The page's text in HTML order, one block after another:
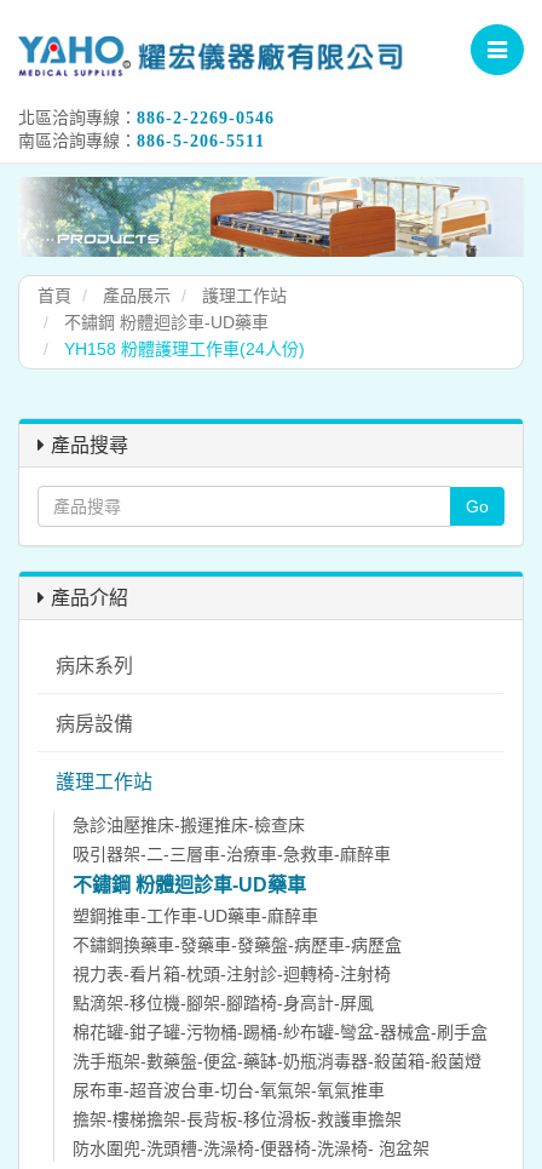
Toggle
北區洽詢專線： 886-2-2269-0546
南區洽詢專線： 886-5-206-5511
首頁 產品展示
護理工作站
不鏽鋼 粉體迴診車-UD藥車
YH158 粉體護理工作車(24人份)
產品搜尋
產品介紹
病床系列
病房設備
護理工作站
急診油壓推床-搬運推床-檢查床
吸引器架-二-三層車-治療車-急救車-麻醉車
不鏽鋼 粉體迴診車-UD藥車
塑鋼推車-工作車-UD藥車-麻醉車
不鏽鋼換藥車-發藥車-發藥盤-病歷車-病歷盒
視力表-看片箱-枕頭-注射診-迴轉椅-注射椅
點滴架-移位機-腳架-腳踏椅-身高計-屏風
棉花罐-鉗子罐-污物桶-踢桶-紗布罐-彎盆-器械盒-刷手盒
洗手瓶架-數藥盤-便盆-藥缽-奶瓶消毒器-殺菌箱-殺菌燈
尿布車-超音波台車-切台-氧氣架-氧氣推車
擔架-樓梯擔架-長背板-移位滑板-救護車擔架
防水圍兜-洗頭槽-洗澡椅-便器椅-洗澡椅- 泡盆架